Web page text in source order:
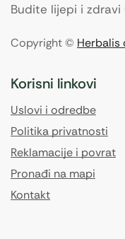
Budite lijepi i zdravi
Copyright © Herbalis
Korisni linkovi
Uslovi i odredbe
Politika privatnosti
Reklamacije i povrat
Pronađi na mapi
Kontakt